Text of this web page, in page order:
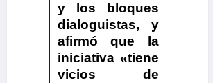
y los bloques
dialoguistas, y
afirmó que la
iniciativa «tiene
vicios de